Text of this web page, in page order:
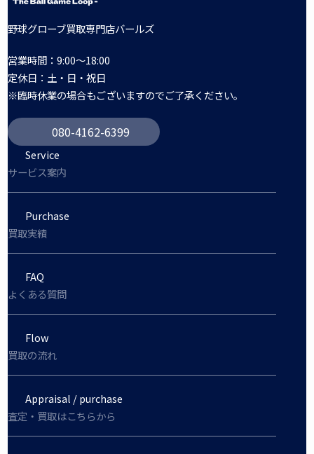
野球グローブ買取専門店バールズ
営業時間：9:00～18:00
定休日：土・日・祝日
※臨時休業の場合もございますのでご了承ください。
080-4162-6399
Service
サービス案内
Purchase
買取実績
FAQ
よくある質問
Flow
買取の流れ
Appraisal / purchase
査定・買取はこちらから